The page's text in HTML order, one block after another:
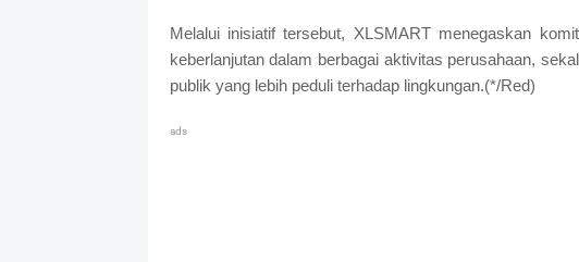
Melalui inisiatif tersebut, XLSMART menegaskan
keberlanjutan dalam berbagai aktivitas perusahaan,
publik yang lebih peduli terhadap lingkungan.(*/Red)
ads